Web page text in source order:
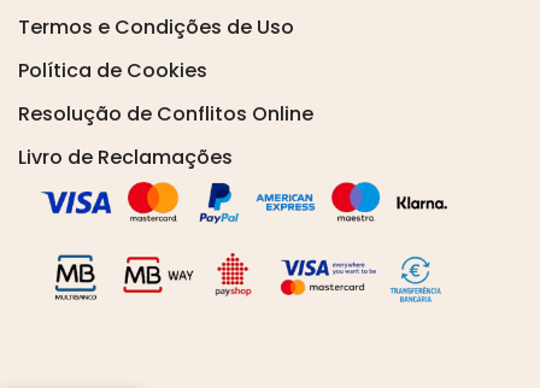
Termos e Condições de Uso
Política de Cookies
Resolução de Conflitos Online
Livro de Reclamações